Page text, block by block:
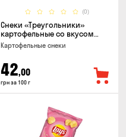
(0)
Снеки «Треугольники»
картофельные со вкусом
сметаны с луком
Картофельные снеки
42,00
грн за 100 г